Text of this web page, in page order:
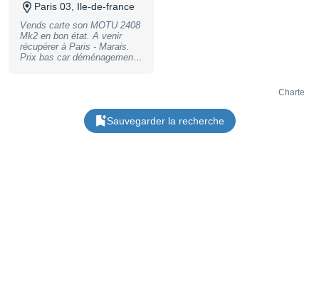
Paris 03, Ile-de-france
Vends carte son MOTU 2408
Mk2 en bon état. A venir
récupérer à Paris - Marais.
Prix bas car déménagement.
24bits/48kHz. Convertisseur
N/A : 24bits/48kHz. E/S
Analogiques : 8 entrée(s)
Charte
Sauvegarder la recherche